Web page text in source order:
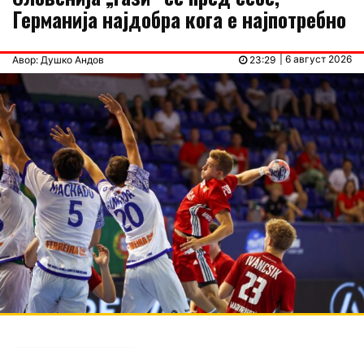
Германија најдобра кога е најпотребно
Авор: Душко Андов | 6 август 2026
23:29